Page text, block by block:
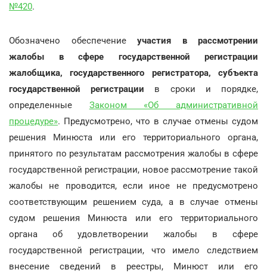
№420.
Обозначено обеспечение участия в рассмотрении
жалобы в сфере государственной регистрации
жалобщика, государственного регистратора, субъекта
государственной регистрации в сроки и порядке,
определенные Законом «Об административной
процедуре». Предусмотрено, что в случае отмены судом
решения Минюста или его территориального органа,
принятого по результатам рассмотрения жалобы в сфере
государственной регистрации, новое рассмотрение такой
жалобы не проводится, если иное не предусмотрено
соответствующим решением суда, а в случае отмены
судом решения Минюста или его территориального
органа об удовлетворении жалобы в сфере
государственной регистрации, что имело следствием
внесение сведений в реестры, Минюст или его